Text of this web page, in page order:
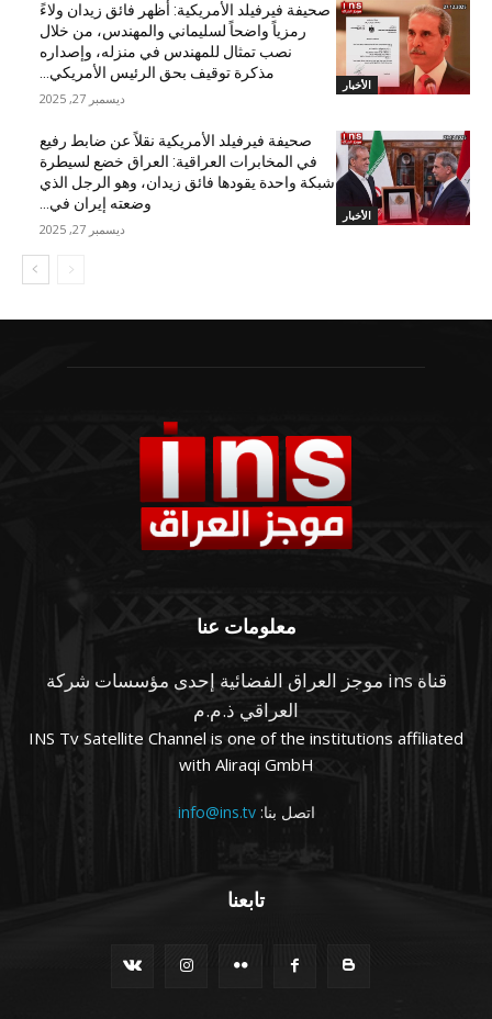
الأخبار
صحيفة فيرفيلد الأمريكية: أظهر فائق زيدان ولاءً
رمزياً واضحاً لسليماني والمهندس، من خلال
نصب تمثال للمهندس في منزله، وإصداره
مذكرة توقيف بحق الرئيس الأمريكي...
ديسمبر 27, 2025
الأخبار
صحيفة فيرفيلد الأمريكية نقلاً عن ضابط رفيع
في المخابرات العراقية: العراق خضع لسيطرة
شبكة واحدة يقودها فائق زيدان، وهو الرجل الذي
وضعته إيران في...
ديسمبر 27, 2025
معلومات عنا
قناة ins موجز العراق الفضائية إحدى مؤسسات شركة
العراقي ذ.م.م
INS Tv Satellite Channel is one of the institutions affiliated
with Aliraqi GmbH
اتصل بنا:info@ins.tv
تابعنا